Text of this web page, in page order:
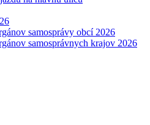
samosprávy obcí 2026
samosprávnych krajov 2026